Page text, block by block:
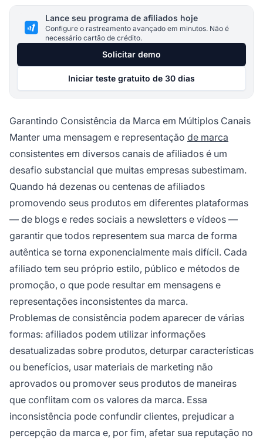
Lance seu programa de afiliados hoje
Configure o rastreamento avançado em minutos. Não é
necessário cartão de crédito.
Solicitar demo
Iniciar teste gratuito de 30 dias
Garantindo Consistência da Marca em Múltiplos Canais
Manter uma mensagem e representação de marca
consistentes em diversos canais de afiliados é um
desafio substancial que muitas empresas subestimam.
Quando há dezenas ou centenas de afiliados
promovendo seus produtos em diferentes plataformas
— de blogs e redes sociais a newsletters e vídeos —
garantir que todos representem sua marca de forma
autêntica se torna exponencialmente mais difícil. Cada
afiliado tem seu próprio estilo, público e métodos de
promoção, o que pode resultar em mensagens e
representações inconsistentes da marca.
Problemas de consistência podem aparecer de várias
formas: afiliados podem utilizar informações
desatualizadas sobre produtos, deturpar características
ou benefícios, usar materiais de marketing não
aprovados ou promover seus produtos de maneiras
que conflitam com os valores da marca. Essa
inconsistência pode confundir clientes, prejudicar a
percepção da marca e, por fim, afetar sua reputação no